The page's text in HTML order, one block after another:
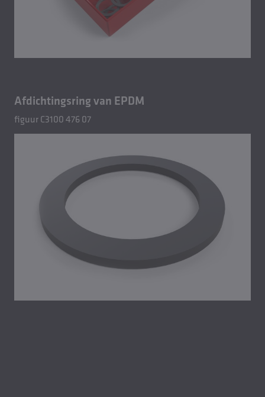
Afdichtingsring van EPDM
figuur C3100 476 07